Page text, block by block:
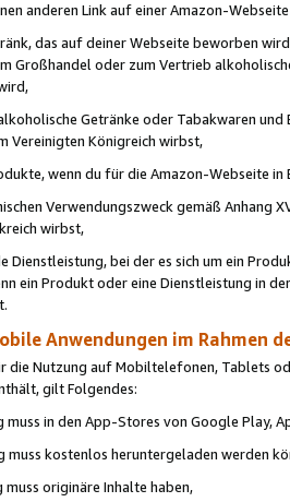
anderen Link auf einer Amazon-
das auf deiner Webseite beworben
Großhandel oder zum Vertrieb
Getränke oder Tabakwaren
Vereinigten Königreich wirbst,
wenn du für die Amazon-Webseite in
Verwendungszweck gemäß Anhang
wirbst,
Dienstleistung, bei der es sich um ein
ein Produkt oder eine Dienstleistung in
Anwendungen im Rahmen
die Nutzung auf Mobiltelefonen, Tablets
gilt Folgendes:
muss in den App-Stores von Google Play,
muss kostenlos heruntergeladen werden
muss originäre Inhalte haben,